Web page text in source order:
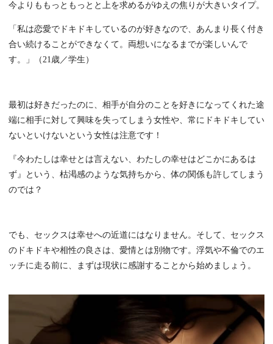
今よりももっともっとと上を求めるがゆえの焦りが大きいタイプ。
「私は恋愛でドキドキしているのが好きなので、あんまり長く付き
合い続けることができなくて。両想いになるまでが楽しいんで
す。」（21歳／学生）
最初は好きだったのに、相手が自分のことを好きになってくれた途
端に相手に対して興味を失ってしまう女性や、常にドキドキしてい
ないといけないという女性は注意です！
『今わたしは幸せとは言えない、わたしの幸せはどこかにあるは
ず』という、枯渇感のような気持ちから、体の関係も許してしまう
のでは？
でも、セックスは幸せへの近道にはなりません。そして、セックス
のドキドキや相性の良さは、愛情とは別物です。浮気や不倫でのエ
ッチに走る前に、まずは現状に感謝することから始めましょう。